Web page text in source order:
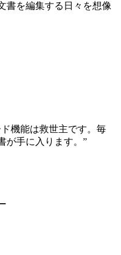
書を編集する日々を想像
機能は救世主です。毎
が手に入ります。 ”